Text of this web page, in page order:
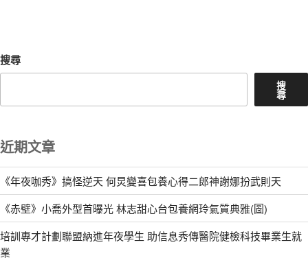
搜尋
搜
尋
近期文章
《年夜咖秀》搞怪逆天 何炅變喜包養心得二郎神謝娜扮武則天
《赤壁》小喬外型首曝光 林志甜心台包養網玲氣質典雅(圖)
培訓專才計劃聯盟納進年夜學生 助信息秀傳醫院健檢科技畢業生就
業